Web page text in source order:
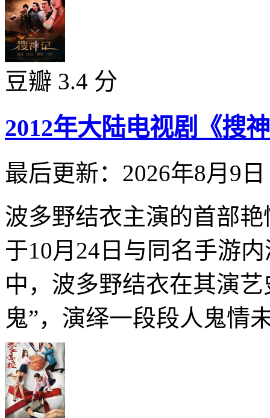
豆瓣 3.4 分
2012年大陆电视剧《搜
最后更新：2026年8月9日
波多野结衣主演的首部
于10月24日与同名手游
中，波多野结衣在其演
鬼”，演绎一段段人鬼情